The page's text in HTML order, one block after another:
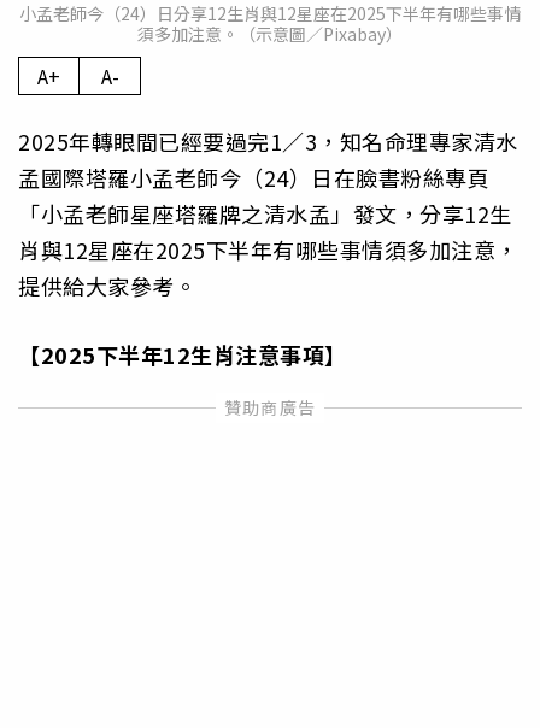
小孟老師今（24）日分享12生肖與12星座在2025下半年有哪些事情
須多加注意。（示意圖／Pixabay）
A+ A-
2025年轉眼間已經要過完1／3，知名命理專家清水
孟國際塔羅小孟老師今（24）日在臉書粉絲專頁
「小孟老師星座塔羅牌之清水孟」發文，分享12生
肖與12星座在2025下半年有哪些事情須多加注意，
提供給大家參考。
【2025下半年12生肖注意事項】